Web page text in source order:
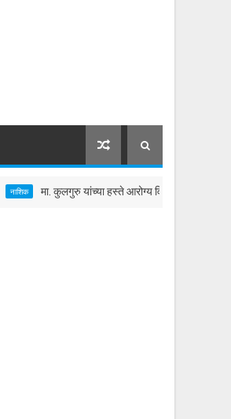
मा. कुलगुरु यांच्या हस्ते आरोग्य विद्यापीठातील तलावाचे